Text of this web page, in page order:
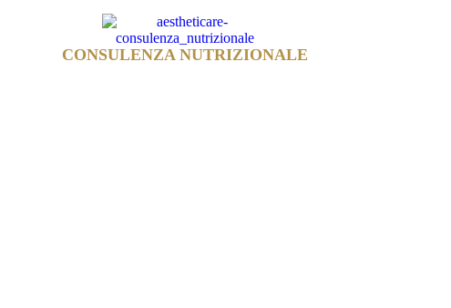
CONSULENZA NUTRIZIONALE